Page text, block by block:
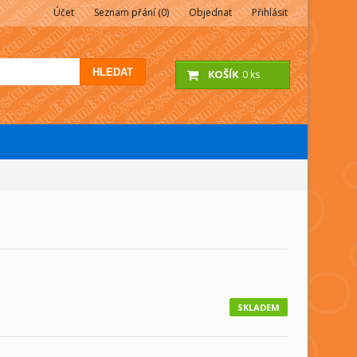
Účet Seznam přání (0) Objednat Přihlásit
HLEDAT KOŠÍK 0 ks
SKLADEM